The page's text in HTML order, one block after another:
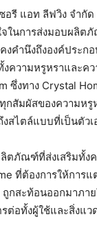
รี แอท ลีฟวิง จำกัด
ในการส่งมอบผลิ
คำนึงถึงองค์ประ
วามหรูหราและค
งทาง Crystal
สัมผัสของความหรู
สไตล์แบบที่เป็นตัวเ
ตภัณฑ์ที่ส่งเสริมทั้ง
ที่ต้องการให้การแ
ถูกสะท้อนออกมาภ
อทั้งผู้ใช้และสิ่งแว